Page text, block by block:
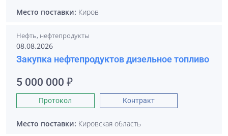
Место поставки: Киров
Нефть, нефтепродукты
08.08.2026
Закупка нефтепродуктов дизельное топливо
5 000 000 ₽
Протокол Контракт
Место поставки: Кировская область